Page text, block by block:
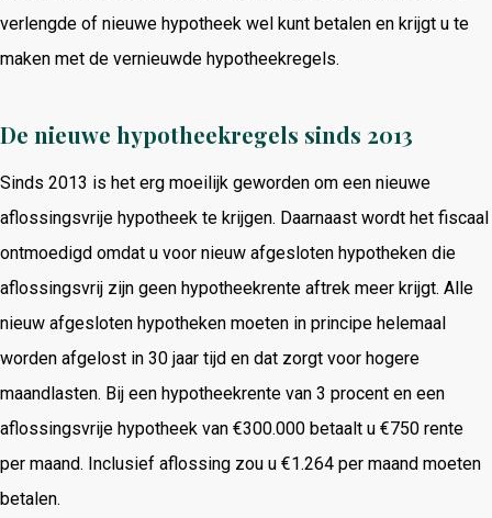
verlengde of nieuwe hypotheek wel kunt betalen en krijgt u te
maken met de vernieuwde hypotheekregels.
De nieuwe hypotheekregels sinds 2013
Sinds 2013 is het erg moeilijk geworden om een nieuwe
aflossingsvrije hypotheek te krijgen. Daarnaast wordt het fiscaal
ontmoedigd omdat u voor nieuw afgesloten hypotheken die
aflossingsvrij zijn geen hypotheekrente aftrek meer krijgt. Alle
nieuw afgesloten hypotheken moeten in principe helemaal
worden afgelost in 30 jaar tijd en dat zorgt voor hogere
maandlasten. Bij een hypotheekrente van 3 procent en een
aflossingsvrije hypotheek van €300.000 betaalt u €750 rente
per maand. Inclusief aflossing zou u €1.264 per maand moeten
betalen.